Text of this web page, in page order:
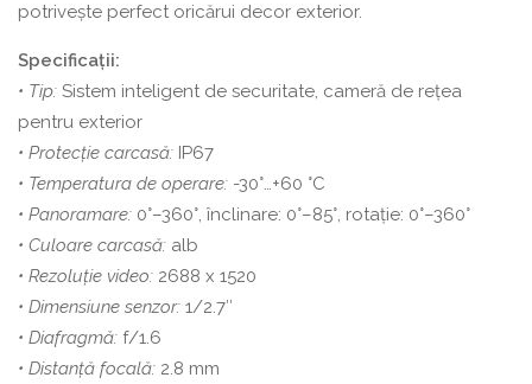
potrivește perfect oricărui decor exterior.
Specificații:
• Tip: Sistem inteligent de securitate, cameră de rețea
pentru exterior
• Protecție carcasă: IP67
• Temperatura de operare: -30°…+60 °C
• Panoramare: 0°–360°, înclinare: 0°–85°, rotație: 0°–360°
• Culoare carcasă: alb
• Rezoluție video: 2688 x 1520
• Dimensiune senzor: 1/2.7″
• Diafragmă: f/1.6
• Distanță focală: 2.8 mm